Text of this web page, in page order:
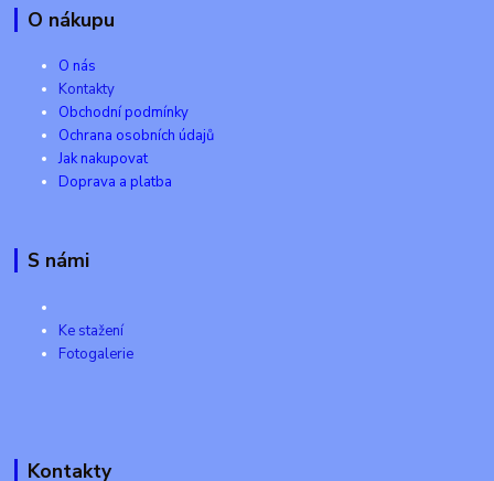
O nákupu
O nás
Kontakty
Obchodní podmínky
Ochrana osobních údajů
Jak nakupovat
Doprava a platba
S námi
Ke stažení
Fotogalerie
Kontakty